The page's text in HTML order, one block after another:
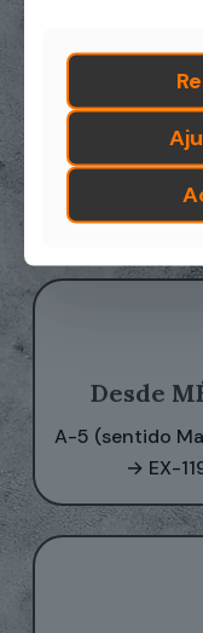
Desde
A-58 → Trujillo
186 a
Desde
A-5 (sentido
→ EX-